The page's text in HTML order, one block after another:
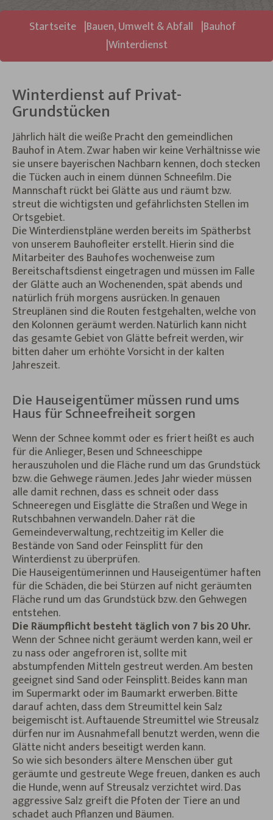
Sie sind hier:
Startseite Bauen, Umwelt & Abfall
Bauhof
Winterdienst
Winterdienst auf Privat-
Grundstücken
Jährlich hält die weiße Pracht den gemeindlichen
Bauhof in Atem. Zwar haben wir keine Verhältnisse wie
sie unsere bayerischen Nachbarn kennen, doch stecken
die Tücken auch in einem dünnen Schneefilm. Die
Mannschaft rückt bei Glätte aus und räumt bzw.
streut die wichtigsten und gefährlichsten Stellen im
Ortsgebiet.
Die Winterdienstpläne werden bereits im Spätherbst
von unserem Bauhofleiter erstellt. Hierin sind die
Mitarbeiter des Bauhofes wochenweise zum
Bereitschaftsdienst eingetragen und müssen im Falle
der Glätte auch an Wochenenden, spät abends und
natürlich früh morgens ausrücken. In genauen
Streuplänen sind die Routen festgehalten, welche von
den Kolonnen geräumt werden. Natürlich kann nicht
das gesamte Gebiet von Glätte befreit werden, wir
bitten daher um erhöhte Vorsicht in der kalten
Jahreszeit.
Die Hauseigentümer müssen rund ums
Haus für Schneefreiheit sorgen
Wenn der Schnee kommt oder es friert heißt es auch
für die Anlieger, Besen und Schneeschippe
herauszuholen und die Fläche rund um das Grundstück
bzw. die Gehwege räumen. Jedes Jahr wieder müssen
alle damit rechnen, dass es schneit oder dass
Schneeregen und Eisglätte die Straßen und Wege in
Rutschbahnen verwandeln. Daher rät die
Gemeindeverwaltung, rechtzeitig im Keller die
Bestände von Sand oder Feinsplitt für den
Winterdienst zu überprüfen.
Die Hauseigentümerinnen und Hauseigentümer haften
für die Schäden, die bei Stürzen auf nicht geräumten
Fläche rund um das Grundstück bzw. den Gehwegen
entstehen.
Die Räumpflicht besteht täglich von 7 bis 20 Uhr.
Wenn der Schnee nicht geräumt werden kann, weil er
zu nass oder angefroren ist, sollte mit
abstumpfenden Mitteln gestreut werden. Am besten
geeignet sind Sand oder Feinsplitt. Beides kann man
im Supermarkt oder im Baumarkt erwerben. Bitte
darauf achten, dass dem Streumittel kein Salz
beigemischt ist. Auftauende Streumittel wie Streusalz
dürfen nur im Ausnahmefall benutzt werden, wenn die
Glätte nicht anders beseitigt werden kann.
So wie sich besonders ältere Menschen über gut
geräumte und gestreute Wege freuen, danken es auch
die Hunde, wenn auf Streusalz verzichtet wird. Das
aggressive Salz greift die Pfoten der Tiere an und
schadet auch Pflanzen und Bäumen.